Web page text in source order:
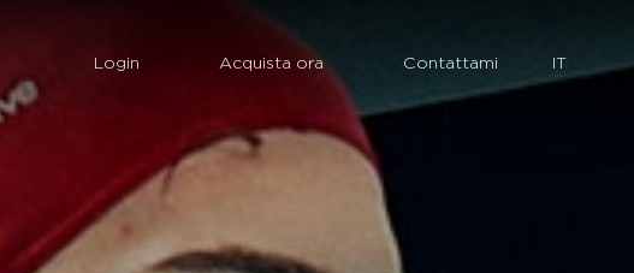
Login Acquista ora Contattami